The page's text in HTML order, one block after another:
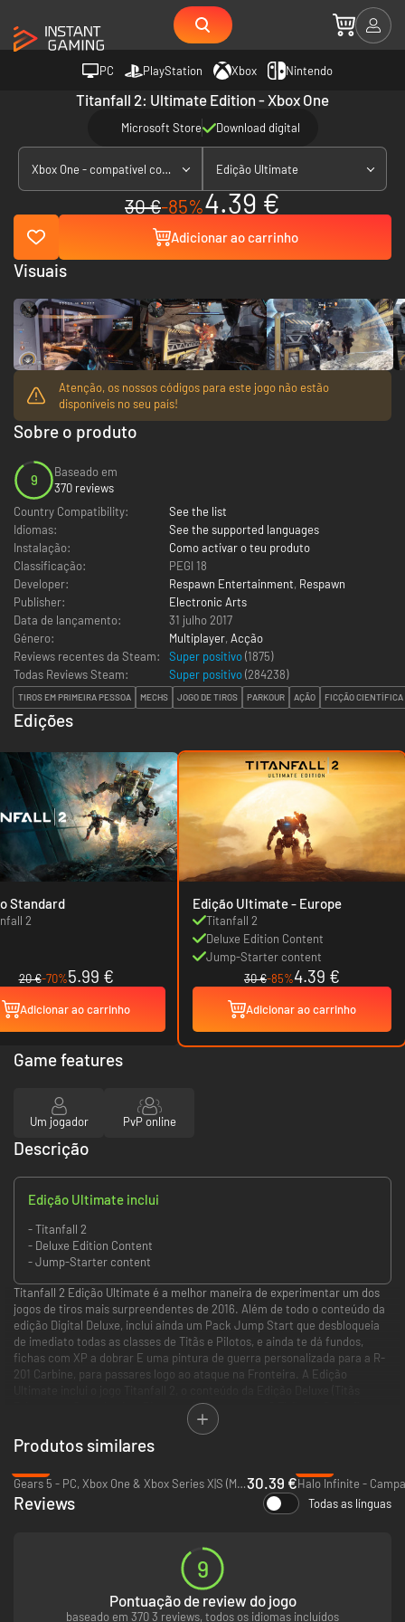
PC PlayStation Xbox Nintendo
Titanfall 2: Ultimate Edition - Xbox One
Microsoft Store Download digital
Xbox One - compatível com Xbox Series X|S Edição Ultimate
30 €-85%4.39 €
Adicionar ao carrinho
Atenção, os nossos códigos para este jogo não estão
disponíveis no seu país!
Sobre o produto
9
Baseado em
370 reviews
Country Compatibility:
See the list
Idiomas:
See the supported languages
Instalação:
Como activar o teu produto
Classificação:
PEGI 18
Developer:
Respawn Entertainment, Respawn
Publisher:
Electronic Arts
Data de lançamento:
31 julho 2017
Género:
Multiplayer, Acção
Reviews recentes da Steam:
Super positivo(1875)
Todas Reviews Steam:
Super positivo(284238)
TIROS EM PRIMEIRA PESSOA MECHS JOGO DE TIROS PARKOUR AÇÃO FICÇÃO CIENTÍFICA
Edições
Standard
2
20 €-70%5.99 €
Adicionar ao carrinho
Edição Ultimate - Europe
Titanfall 2
Deluxe Edition Content
Jump-Starter content
30 €-85%4.39 €
Adicionar ao carrinho
Visuais
Game features
Um jogador PvP online
Descrição
Edição Ultimate inclui
- Titanfall 2
- Deluxe Edition Content
- Jump-Starter content
Titanfall 2 Edição Ultimate é a melhor maneira de experimentar um dos
jogos de tiros mais surpreendentes de 2016. Além de todo o conteúdo da
edição Digital Deluxe, inclui ainda um Pack Jump Start que desbloqueia
de imediato todas as classes de Titãs e Pilotos, e ainda te dá fundos,
fichas com XP a dobrar E uma pintura de guerra personalizada para a R-
201 Carbine, para passares logo ao ataque na Fronteira. A Edição
Prime para Scorch e Ion, Pinturas de Guerra para 6 Titãs, as Camuflagens
para todos os Titãs, Pilotos e Armas, Decorações Aeronáuticas para 6
Titãs, Sinal de Chamada), e ainda, todo o conteúdo Jump Start (todos os
Titãs e Pilotos desbloqueados, 500 fichas para desbloquear arsenais,
elementos cosméticos e equipamento, 10 fichas de XP a dobrar e a
Pintura de Guerra Underground R-201 Carbine).
Produtos similares
Gears 5 - PC, Xbox One & Xbox Series X|S (Microsoft Store)30.39 €
Reviews Todas as línguas
9
Pontuação de review do jogo
baseado em 370 3 reviews, todos os idiomas incluídos